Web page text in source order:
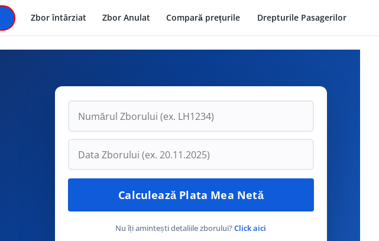
Zbor întârziat Zbor Anulat Compară prețurile Drepturile Pasagerilor
Nu îți amintești detaliile zborului?Click aici